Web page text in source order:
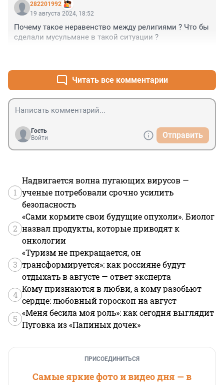
282201992
19 августа 2024, 18:52
Почему такое неравенство между религиями ? Что бы
сделали мусульмане в такой ситуации ?
Читать все комментарии
Гость
Войти
Отправить
1
Надвигается волна пугающих вирусов —
ученые потребовали срочно усилить
безопасность
2
«Сами кормите свои будущие опухоли». Биолог
назвал продукты, которые приводят к
онкологии
3
«Туризм не прекращается, он
трансформируется»: как россияне будут
отдыхать в августе — ответ эксперта
4
Кому признаются в любви, а кому разобьют
сердце: любовный гороскоп на август
5
«Меня бесила моя роль»: как сегодня выглядит
Пуговка из «Папиных дочек»
ПРИСОЕДИНИТЬСЯ
Самые яркие фото и видео дня — в